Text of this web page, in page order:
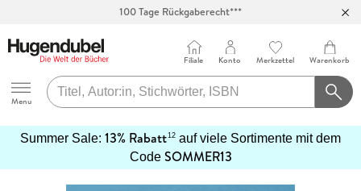
Hugendubel
Menu
Filiale Konto Merkzettel Warenkorb
Summer Sale: 13% Rabatt12 auf viele Sortimente mit dem
Code SOMMER13
erfahren